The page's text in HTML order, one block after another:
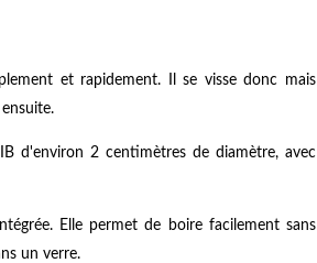
et rapidement. Il se visse donc mais
d'environ 2 centimètres de diamètre, avec
Elle permet de boire facilement sans
un verre.